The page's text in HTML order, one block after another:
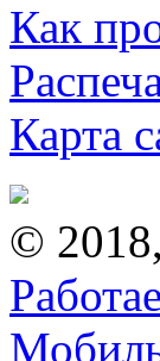
Как
Карта
©